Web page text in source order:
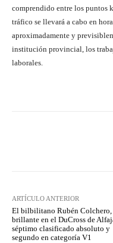
comprendido entre los puntos
tráfico se llevará a cabo en
aproximadamente y
institución provincial, los
laborales.
ARTÍCULO ANTERIOR
El bilbilitano Rubén Colchero,
brillante en el DuCross de
séptimo clasificado absoluto y
segundo en categoría V1